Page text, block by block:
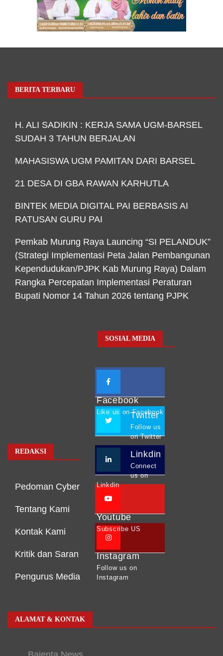
BERITA TERBARU
H. ALI SADIKIN : KERJA SAMA UGM-BARSEL
SUDAH 3 TAHUN BERJALAN
MAHASISWA UGM PAMITAN DARI BARSEL
21 DESA DI GBA RAWAN KARHUTLA
BINTEK MEDIA DIGITAL PAI BERBASIS AI
RATUSAN GURU PAI
Pemkab Murung Raya Launcing “SI PELANDUK”
(Strategi Implementasi Peta Jalan Pembangunan
Kependudukan/PJPK Kab Murung Raya) Dalam
Rangka Percepatan Implementasi Peraturan
Bupati Nomor 14 Tahun 2026 tentang PJPK
REDAKSI
Pedoman Cyber
Tentang Kami
Kontak Kami
Kritik dan Saran
Pengurus Media
SOSIAL MEDIA
Facebook
Like us on Facebook
Twitter
Follow us
on Twitter
Linkdin
Connect
us on
Linkdin
Youtube
Subscribe US
Instagram
Follow us on
Instagram
ALAMAT & KONTAK